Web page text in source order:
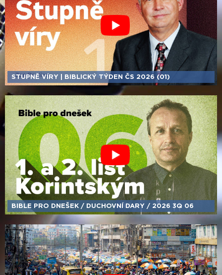
STUPNĚ VÍRY | BIBLICKÝ TÝDEN ČS 2026 (01)
BIBLE PRO DNEŠEK /​ DUCHOVNÍ DARY /​ 2026 3Q 06